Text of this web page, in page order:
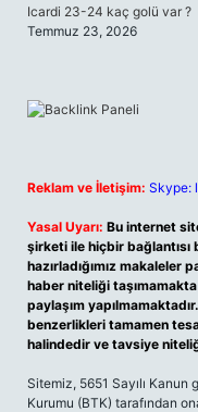
Icardi 23-24 kaç golü var ?
Temmuz 23, 2026
Reklam ve İletişim: Skype:
Yasal Uyarı: Bu internet
şirketi ile hiçbir bağlantısı
hazırladığımız makaleler
haber niteliği
paylaşım
benzerlikleri tamamen
halindedir ve tavsiye
Sitemiz, 5651 Sayılı
Kurumu (BTK) tarafından